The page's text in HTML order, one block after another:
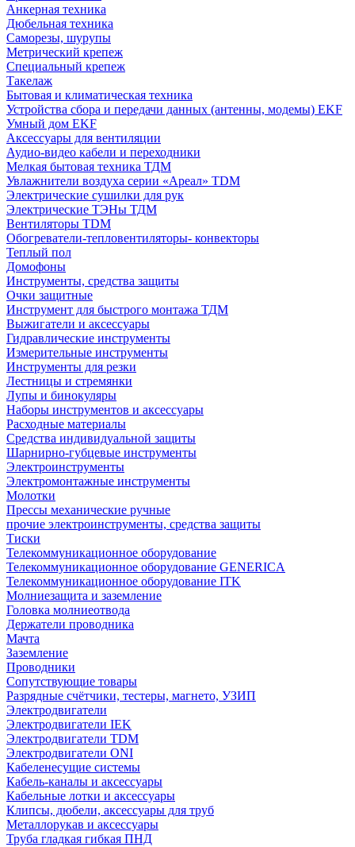
Анкерная техника
Дюбельная техника
Саморезы, шурупы
Метрический крепеж
Специальный крепеж
Такелаж
Бытовая и климатическая техника
Устройства сбора и передачи данных (антенны, модемы) EKF
Умный дом EKF
Аксессуары для вентиляции
Аудио-видео кабели и переходники
Мелкая бытовая техника ТДМ
Увлажнители воздуха серии «Ареал» TDM
Электрические сушилки для рук
Электрические ТЭНы ТДМ
Вентиляторы TDM
Обогреватели-тепловентиляторы- конвекторы
Теплый пол
Домофоны
Инструменты, средства защиты
Очки защитные
Инструмент для быстрого монтажа ТДМ
Выжигатели и аксессуары
Гидравлические инструменты
Измерительные инструменты
Инструменты для резки
Лестницы и стремянки
Лупы и бинокуляры
Наборы инструментов и аксессуары
Расходные материалы
Средства индивидуальной защиты
Шарнирно-губцевые инструменты
Электроинструменты
Электромонтажные инструменты
Молотки
Прессы механические ручные
прочие электроинструменты, средства защиты
Тиски
Телекоммуникационное оборудование
Телекоммуникационное оборудование GENERICA
Телекоммуникационное оборудование ITK
Молниезащита и заземление
Головка молниеотвода
Держатели проводника
Мачта
Заземление
Проводники
Сопутствующие товары
Разрядные счётчики, тестеры, магнето, УЗИП
Электродвигатели
Электродвигатели IEK
Электродвигатели TDM
Электродвигатели ONI
Кабеленесущие системы
Кабель-каналы и аксессуары
Кабельные лотки и аксессуары
Клипсы, дюбели, аксессуары для труб
Металлорукав и аксессуары
Труба гладкая гибкая ПНД